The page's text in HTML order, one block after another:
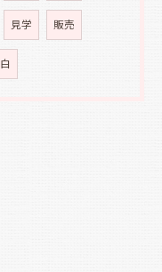
見学 販売
白